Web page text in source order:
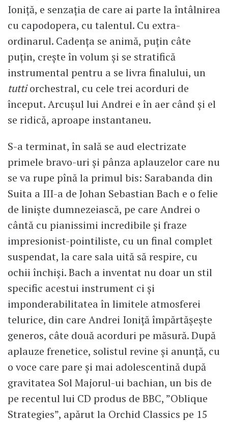
Ioniță, e senzația de care ai parte la întâlnirea
cu capodopera, cu talentul. Cu extra-
ordinarul. Cadența se animă, puțin câte
puțin, crește în volum și se stratifică
instrumental pentru a se livra finalului, un
tuttiorchestral, cu cele trei acorduri de
început. Arcușul lui Andrei e în aer când și el
se ridică, aproape instantaneu.
S-a terminat, în sală se aud electrizate
primele bravo-uri și pânza aplauzelor care nu
se va rupe pînă la primul bis: Sarabanda din
Suita a III-a de Johan Sebastian Bach e o felie
de liniște dumnezeiască, pe care Andrei o
cântă cu pianissimi incredibile și fraze
impresionist-pointiliste, cu un final complet
suspendat, la care sala uită să respire, cu
ochii închiși. Bach a inventat nu doar un stil
specific acestui instrument ci și
imponderabilitatea în limitele atmosferei
telurice, din care Andrei Ioniță împărtășește
generos, câte două acorduri pe măsură. După
aplauze frenetice, solistul revine și anunță, cu
o voce care pare și mai adolescentină după
gravitatea Sol Majorul-ui bachian, un bis de
pe recentul lui CD produs de BBC, ”Oblique
Strategies”, apărut la Orchid Classics pe 15